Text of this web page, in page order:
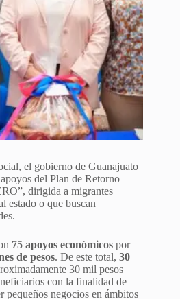
el gobierno de Guanajuato
del Plan de Retorno
dirigida a migrantes
estado o que buscan
75 apoyos económicos por
de pesos. De este total, 30
30 mil pesos
con la finalidad de
pequeños negocios en ámbitos